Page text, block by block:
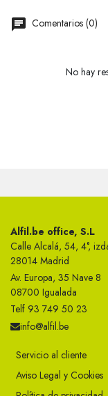
Comentarios (0)
No hay
Alfil.be office, S.L
Calle Alcalá, 54, 4°,
28014 Madrid
Av. Europa, 35 Nave 8
08700 Igualada
Telf 93 749 50 23
info@alfil.be
Servicio al cliente
Aviso Legal y Cookies